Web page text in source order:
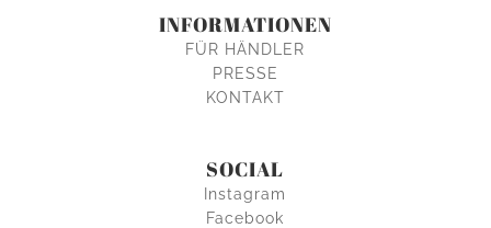
INFORMATIONEN
FÜR HÄNDLER
PRESSE
KONTAKT
SOCIAL
Instagram
Facebook